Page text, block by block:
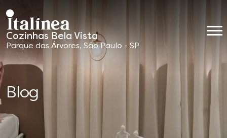
Cozinhas Bela Vista
Móveis
Planejados
Parque das Árvores, São Paulo - SP
Blog